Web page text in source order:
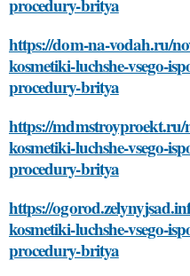
procedury-britya
https://dom-na-vodah.ru/
kosmetiki-luchshe-vsego-
procedury-britya
https://
kosmetiki-luchshe-vsego-
procedury-britya
https://
kosmetiki-luchshe-vsego-
procedury-britya